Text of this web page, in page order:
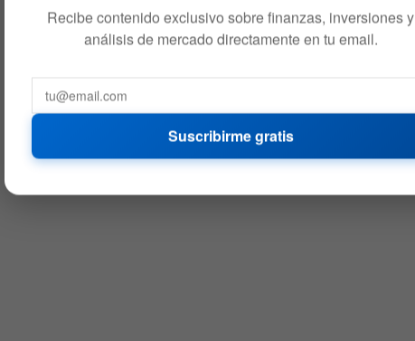
Recibe contenido exclusivo sobre finanzas, inversiones y
análisis de mercado directamente en tu email.
Suscribirme gratis